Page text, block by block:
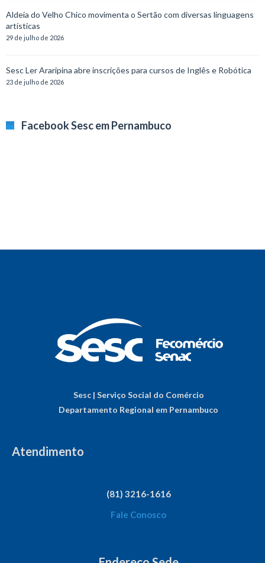
Aldeia do Velho Chico movimenta o Sertão com diversas linguagens
artísticas
29 de julho de 2026
Sesc Ler Araripina abre inscrições para cursos de Inglês e Robótica
23 de julho de 2026
Facebook Sesc em Pernambuco
Sesc | Serviço Social do Comércio
Departamento Regional em Pernambuco
Atendimento
(81) 3216-1616
Fale Conosco